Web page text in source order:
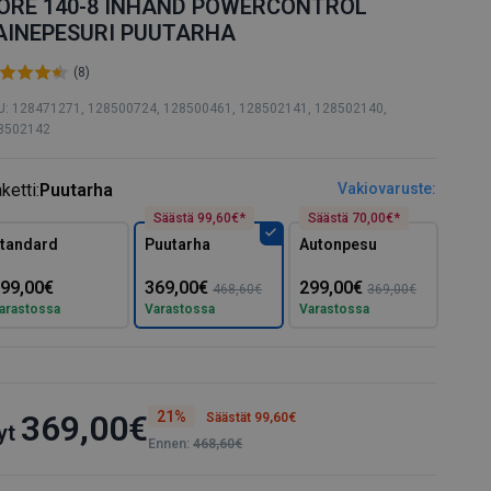
140-8 INHAND POWERCONTROL
PUUTARHA
(8)
128471271, 128500724, 128500461, 128502141, 128502140,
Puutarha Vakiovaruste:
Säästä 99,60€*
Puutarha
369,00€ 468,60€
Varastossa
Säästä 70,00€*
Autonpesu
299,00€ 369,00€
Varastossa
369,00€ 21%
Säästät 99,60€
Ennen:468,60€